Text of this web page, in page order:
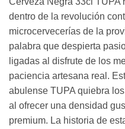
dentro de la revolución
microcervecerías de la
palabra que despierta
ligadas al disfrute de los
paciencia artesana real.
abulense TUPA quiebra
al ofrecer una densidad
premium. La historia de